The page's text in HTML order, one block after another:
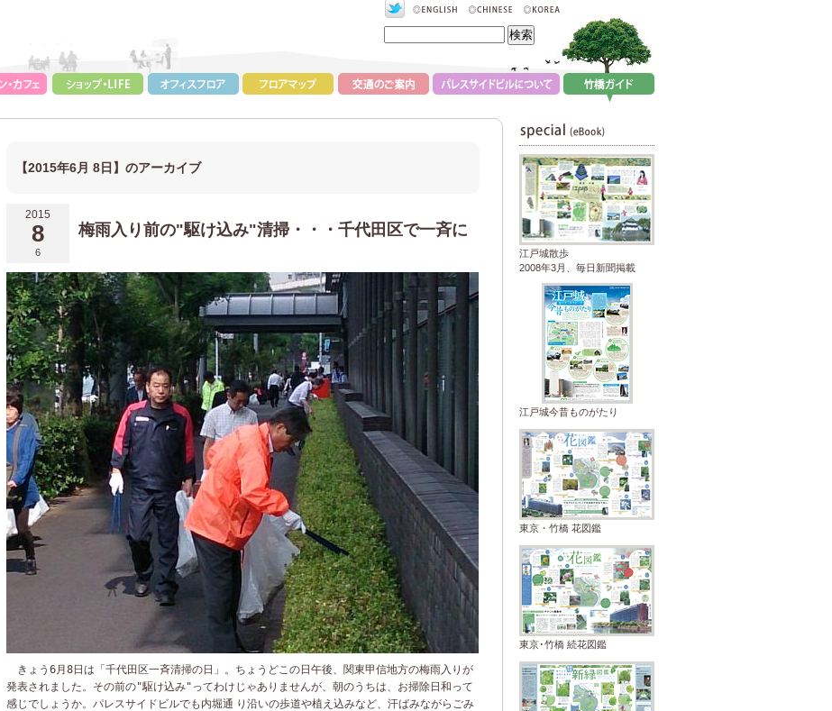
【2015年6月 8日】のアーカイブ
2015
8
6
梅雨入り前の"駆け込み"清掃・・・千代田区で一斉に
きょう 6月 8日は「千代田区一斉清掃の日」。ちょうどこの日午後、関東甲信地方の梅雨入りが
発表されました。 その前の"駆け込み"ってわけじゃありませんが、朝のうちは、お掃除日和って
感じでしょうか。パレスサイドビルでも 内堀通 り沿いの歩道や植え込みなど、 汗ばみながらごみ
江戸城散歩
2008年3月、毎日新聞掲載
江戸城今昔ものがたり
東京・竹橋 花図鑑
東京･竹橋 続花図鑑